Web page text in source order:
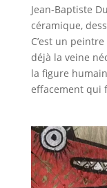
Jean-Baptiste
céramique,
C’est un
déjà la veine
la figure
effacement qui